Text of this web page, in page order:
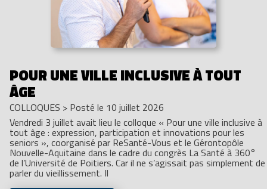
POUR UNE VILLE INCLUSIVE À TOUT
ÂGE
COLLOQUES > Posté le 10 juillet 2026
Vendredi 3 juillet avait lieu le colloque « Pour une ville inclusive à
tout âge : expression, participation et innovations pour les
seniors », coorganisé par ReSanté-Vous et le Gérontopôle
Nouvelle-Aquitaine dans le cadre du congrès La Santé à 360°
de l’Université de Poitiers. Car il ne s’agissait pas simplement de
parler du vieillissement. Il